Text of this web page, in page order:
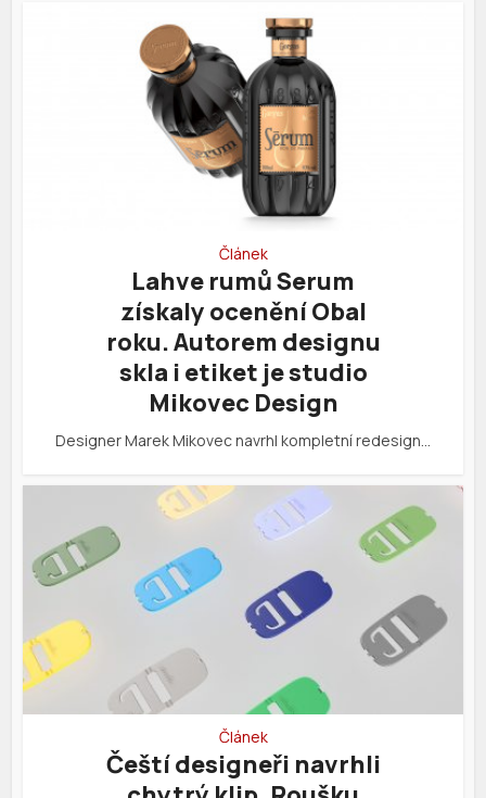
Článek
Lahve rumů Serum
získaly ocenění Obal
roku. Autorem designu
skla i etiket je studio
Mikovec Design
Designer Marek Mikovec navrhl kompletní redesign…
Článek
Čeští designeři navrhli